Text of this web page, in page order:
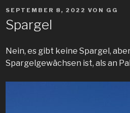
VERÖFFENTLICHT
SEPTEMBER 8, 2022 VON GG
Spargel
Nein, es gibt keine Spargel,
Spargelgewächsen ist, als an